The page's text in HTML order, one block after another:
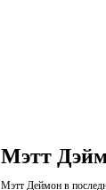
Мэтт
Мэтт Деймон в